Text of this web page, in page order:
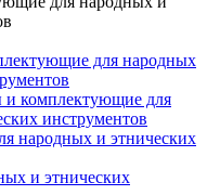
для народных
и комплектующие для
инструментов
народных и этнических
и этнических